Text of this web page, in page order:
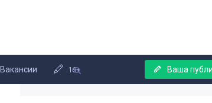
Вакансии Ваша
16+